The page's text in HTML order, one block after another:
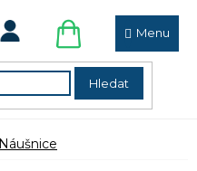
Hledat
NÁKUPNÍ
KOŠÍK
Náušnice